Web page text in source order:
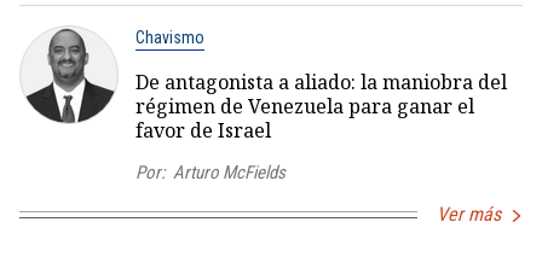
Chavismo
De antagonista a aliado: la maniobra del
régimen de Venezuela para ganar el
favor de Israel
Por: Arturo McFields
Ver más